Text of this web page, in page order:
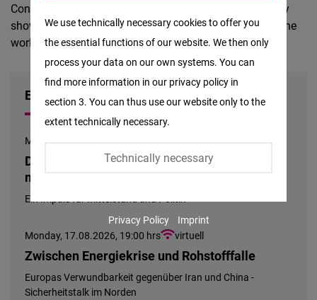
Control over AI chatbots means power. A new FNF study
shows that Chinese apps are now widely used around the
world. Europe is losing ground.
EVENTS
Monday, 10.08.2026, 19:00 hrs
Die Gesellschaft läuft – aber sie trägt nicht
mehr
Ein Impuls für Mittelstand und Politik
Monday, 17.08.2026, 19:00 hrs virtuell
Zwischen Energiekrise und Rohstofffalle
Europas Verwundbarkeit gegenüber Iran und China -
Sicherheitstalk im Norden
We use technically necessary cookies to offer you
the essential functions of our website. We then only
process your data on our own systems. You can
find more information in our privacy policy in
section 3. You can thus use our website only to the
extent technically necessary.
Technically necessary
Facebook
Embed
Twitter
Embed
Youtube
Embed
Google
Privacy Policy Imprint